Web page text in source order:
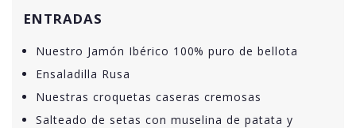
ENTRADAS
Nuestro Jamón Ibérico 100% puro de bellota
Ensaladilla Rusa
Nuestras croquetas caseras cremosas
Salteado de setas con muselina de patata y